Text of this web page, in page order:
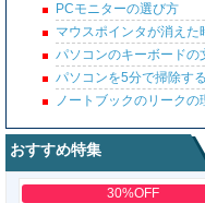
PCモニターの選び方
マウスポインタが消えた
パソコンのキーボードの
パソコンを5分で掃除す
ノートブックのリークの
おすすめ特集
30%OFF